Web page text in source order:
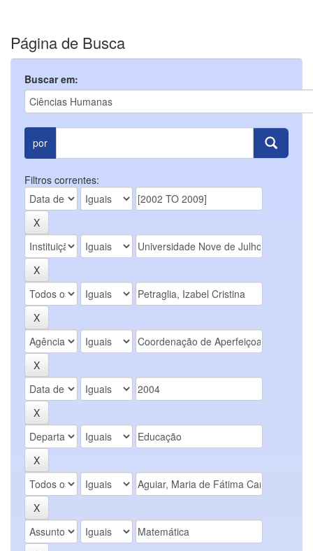
Página de Busca
Buscar em:
por
Filtros correntes: